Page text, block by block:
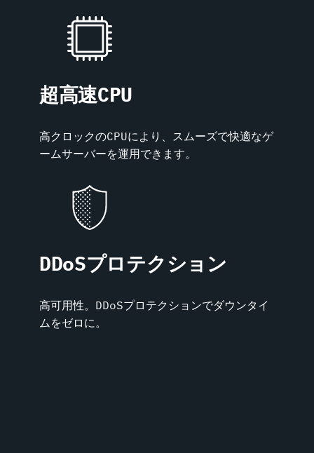
超高速CPU
高クロックのCPUにより、スムーズで快適なゲ
ームサーバーを運用できます。
DDoSプロテクション
高可用性。DDoSプロテクションでダウンタイ
ムをゼロに。